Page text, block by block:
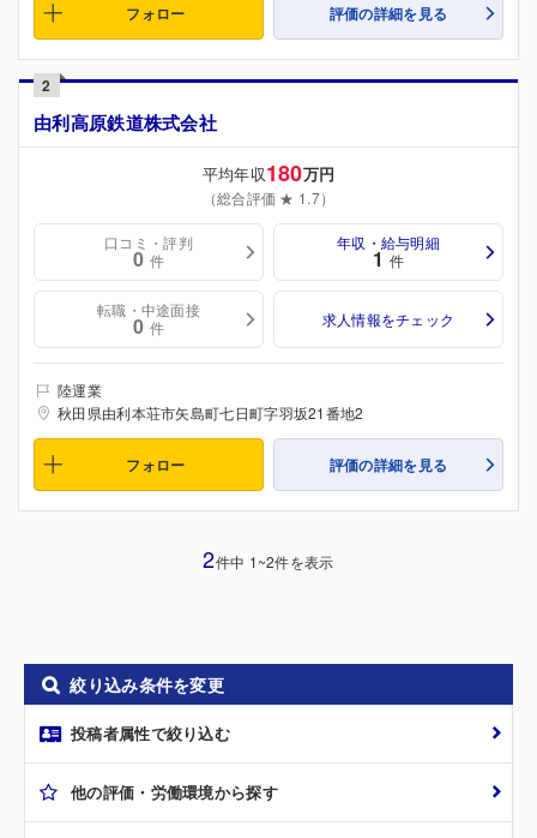
フォロー 評価の詳細を見る
2
由利高原鉄道株式会社
平均年収180万円
（総合評価 ★ 1.7）
口コミ・評判
0 件
年収・給与明細
1 件
転職・中途面接
0 件 求人情報をチェック
陸運業
秋田県由利本荘市矢島町七日町字羽坂21番地2
フォロー 評価の詳細を見る
2件中 1~2件を表示
絞り込み条件を変更
投稿者属性で絞り込む
他の評価・労働環境から探す